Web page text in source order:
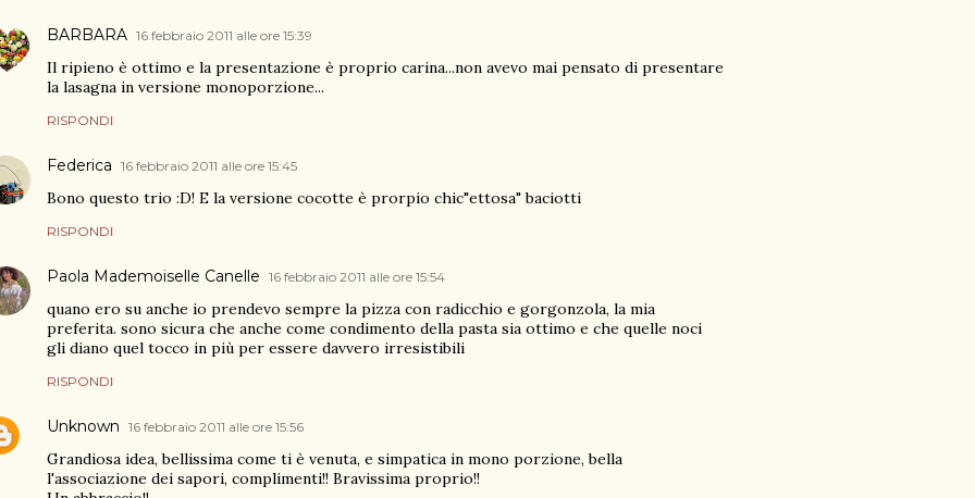
BARBARA 16 febbraio 2011 alle ore 15:39
Il ripieno è ottimo e la presentazione è proprio carina...non avevo mai pensato di presentare
la lasagna in versione monoporzione...
RISPONDI
Federica 16 febbraio 2011 alle ore 15:45
Bono questo trio :D! E la versione cocotte è prorpio chic"ettosa" baciotti
RISPONDI
Paola Mademoiselle Canelle 16 febbraio 2011 alle ore 15:54
quano ero su anche io prendevo sempre la pizza con radicchio e gorgonzola, la mia
preferita. sono sicura che anche come condimento della pasta sia ottimo e che quelle noci
gli diano quel tocco in più per essere davvero irresistibili
RISPONDI
Unknown 16 febbraio 2011 alle ore 15:56
Grandiosa idea, bellissima come ti è venuta, e simpatica in mono porzione, bella
l'associazione dei sapori, complimenti!! Bravissima proprio!!